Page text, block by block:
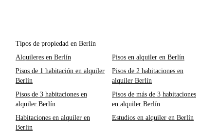
Tipos de propiedad en Berlín
Alquileres en Berlín
Pisos en alquiler en Berlín
Pisos de 1 habitación en alquiler
Berlín
Pisos de 2 habitaciones en
alquiler Berlín
Pisos de 3 habitaciones en
alquiler Berlín
Pisos de más de 3 habitaciones
en alquiler Berlín
Habitaciones en alquiler en
Berlín
Estudios en alquiler en Berlín